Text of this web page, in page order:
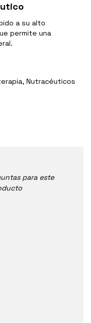
a su alto
permite una
Nutracéuticos
para este